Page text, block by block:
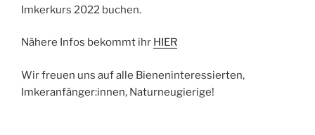
Imkerkurs 2022 buchen.
Nähere Infos bekommt ihr HIER
Wir freuen uns auf alle Bieneninteressierten,
Imkeranfänger:innen, Naturneugierige!